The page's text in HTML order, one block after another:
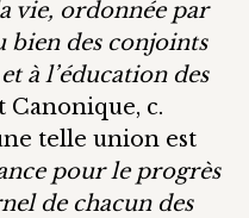
vie, ordonnée par
bien des conjoints
à l’éducation des
Canonique, c.
telle union est
pour le progrès
de chacun des